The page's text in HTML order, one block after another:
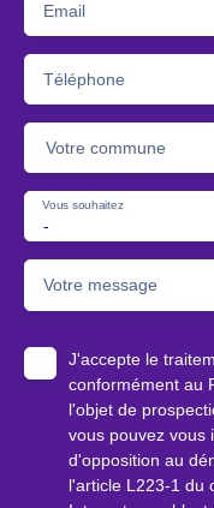
Email
Téléphone
Votre commune
-
Vous souhaitez
Votre message
J'accepte le
conformément au
l'objet de
vous pouvez vous
d'opposition au
l'article L223-1 du